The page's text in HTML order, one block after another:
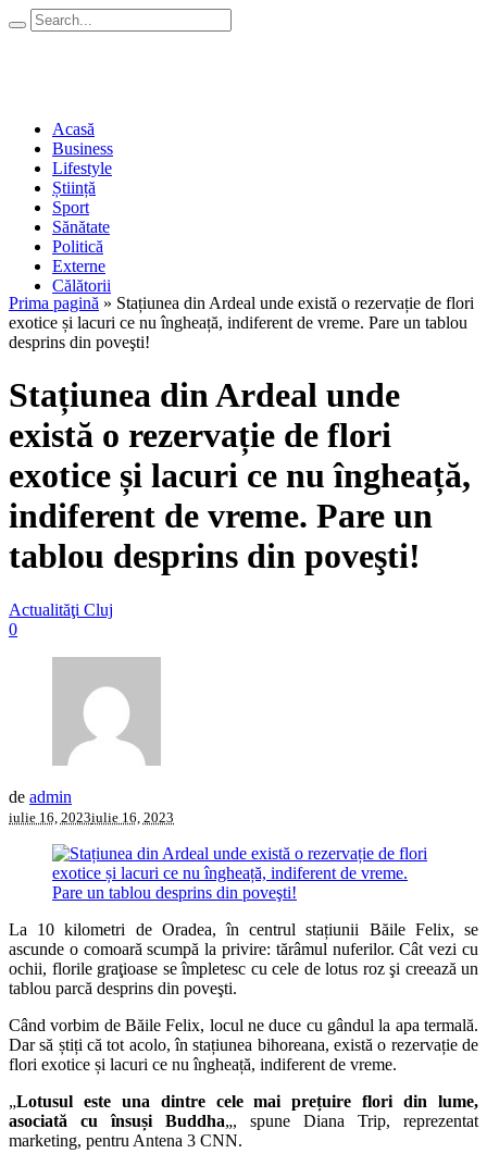
Acasă
Business
Lifestyle
Știință
Sport
Sănătate
Politică
Externe
Călătorii
Prima pagină » Stațiunea din Ardeal unde există o rezervație de flori
exotice și lacuri ce nu îngheață, indiferent de vreme. Pare un tablou
desprins din poveşti!
Stațiunea din Ardeal unde
există o rezervație de flori
exotice și lacuri ce nu îngheață,
indiferent de vreme. Pare un
tablou desprins din poveşti!
Actualităţi Cluj
0
de admin
iulie 16, 2023iulie 16, 2023
La 10 kilometri de Oradea, în centrul stațiunii Băile Felix, se
ascunde o comoară scumpă la privire: tărâmul nuferilor. Cât vezi cu
ochii, florile graţioase se împletesc cu cele de lotus roz şi creează un
tablou parcă desprins din poveşti.
Când vorbim de Băile Felix, locul ne duce cu gândul la apa termală.
Dar să știți că tot acolo, în stațiunea bihoreana, există o rezervație de
flori exotice și lacuri ce nu îngheață, indiferent de vreme.
„Lotusul este una dintre cele mai prețuire flori din lume,
asociată cu însuși Buddha„, spune Diana Trip, reprezentat
marketing, pentru Antena 3 CNN.